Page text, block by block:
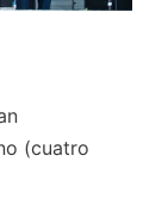
(cuatro